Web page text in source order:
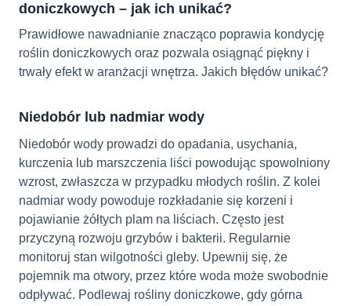
doniczkowych – jak ich unikać?
Prawidłowe nawadnianie znacząco poprawia kondycję
roślin doniczkowych oraz pozwala osiągnąć piękny i
trwały efekt w aranżacji wnętrza. Jakich błędów unikać?
Niedobór lub nadmiar wody
Niedobór wody prowadzi do opadania, usychania,
kurczenia lub marszczenia liści powodując spowolniony
wzrost, zwłaszcza w przypadku młodych roślin. Z kolei
nadmiar wody powoduje rozkładanie się korzeni i
pojawianie żółtych plam na liściach. Często jest
przyczyną rozwoju grzybów i bakterii. Regularnie
monitoruj stan wilgotności gleby. Upewnij się, że
pojemnik ma otwory, przez które woda może swobodnie
odpływać. Podlewaj rośliny doniczkowe, gdy górna